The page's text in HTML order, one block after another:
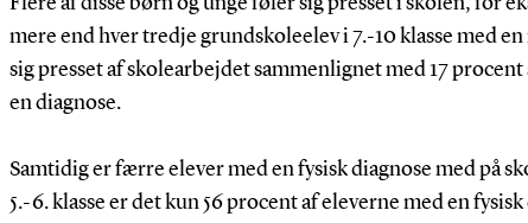
mere end hver tredje grundskoleelev i 7.-10 klasse med
sig presset af skolearbejdet sammenlignet med 17
en diagnose.
Samtidig er færre elever med en fysisk diagnose med på
5.-6. klasse er det kun 56 procent af eleverne med en